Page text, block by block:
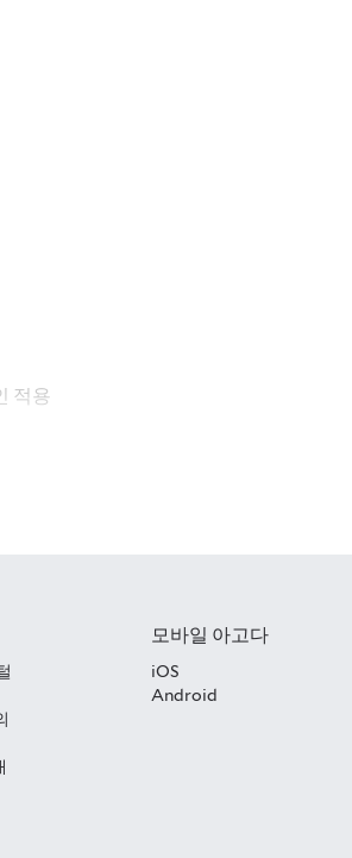
적용
불 결제 완료된 호텔 예약에 한해 제공됩니
공이 되지 않습니다.(무이자할부 서비스
모바일 아고다
iOS
Android